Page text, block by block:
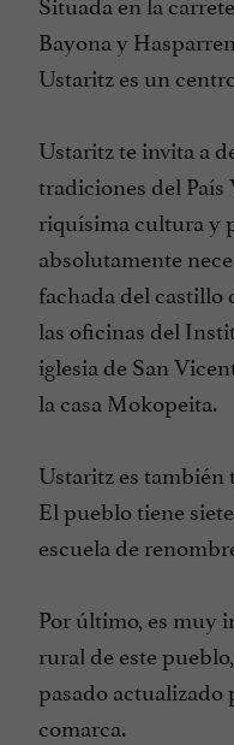
Bayona y
Ustaritz es un
Ustaritz te invita a
tradiciones del País
riquísima cultura y
absolutamente
fachada del castillo
las oficinas del
iglesia de San
la casa Mokopeita.
Ustaritz es también
El pueblo tiene
escuela de
Por último, es muy
rural de este
pasado actualizado
comarca.